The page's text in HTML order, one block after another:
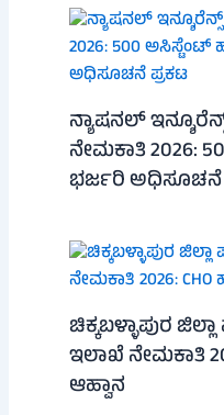
ನ್ಯಾಷನಲ್
ನೇಮಕಾತಿ 2026:
ಭರ್ಜರಿ ಅಧಿಸೂಚನೆ
ಚಿಕ್ಕಬಳ್ಳಾಪುರ
ಇಲಾಖೆ ನೇಮಕಾತಿ
ಆಹ್ವಾನ